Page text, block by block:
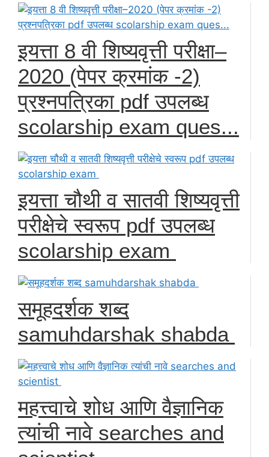
इयत्ता 8 वी शिष्यवृत्ती परीक्षा–
2020 (पेपर क्रमांक -2)
प्रश्नपत्रिका pdf उपलब्ध
scolarship exam ques...
इयत्ता चौथी व सातवी शिष्यवृत्ती
परीक्षेचे स्वरूप pdf उपलब्ध
scolarship exam
समूहदर्शक शब्द
samuhdarshak shabda
महत्त्वाचे शोध आणि वैज्ञानिक
त्यांची नावे searches and